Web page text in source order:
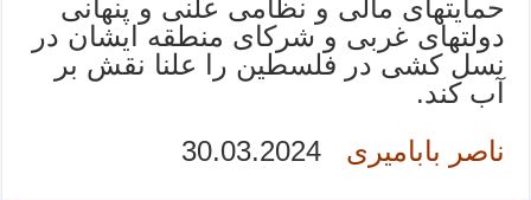
حمایتهای مالی و نظامی علنی و پنهانی
دولتهای غربی و شرکای منطقه ایشان در
نسل کشی در فلسطین را علنا نقش بر
آب کند.
ناصر بابامیری 30.03.2024